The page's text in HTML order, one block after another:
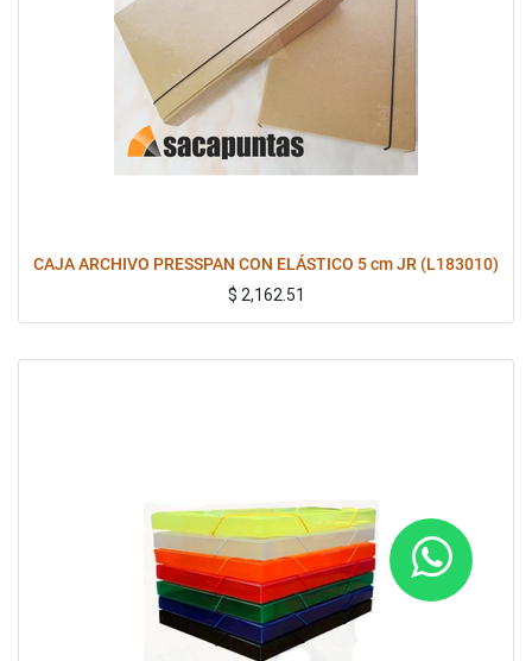
CAJA ARCHIVO PRESSPAN CON ELÁSTICO 5 cm JR (L183010)
$ 2,162.51